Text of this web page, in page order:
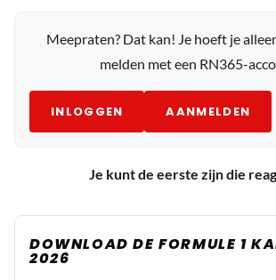
Meepraten? Dat kan! Je hoeft je
melden met een RN365-
INLOGGEN AANMELDEN
Je kunt de eerste zijn die
DOWNLOAD DE FORMULE 1
2026